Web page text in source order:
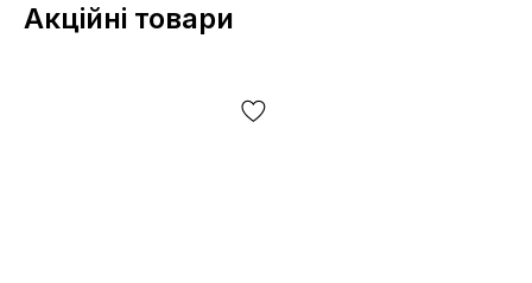
Акційні товари